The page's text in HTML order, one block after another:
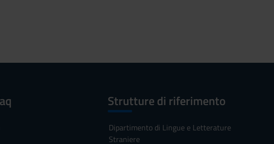
Strutture di riferimento
Dipartimento di Lingue e Letterature
Straniere